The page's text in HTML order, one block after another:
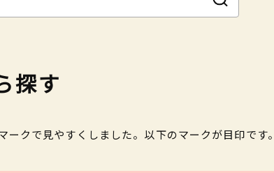
探す
クで見やすくしました。以下のマークが目印です。